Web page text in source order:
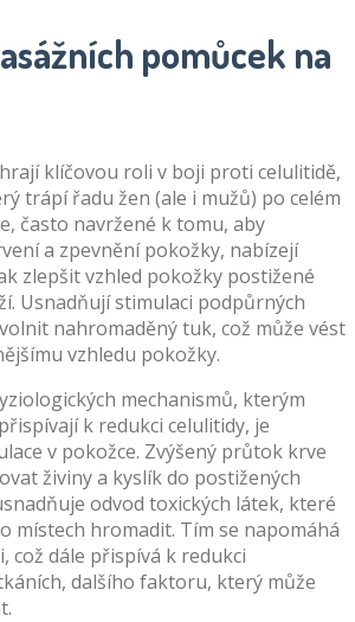
pomůcek na
klíčovou roli v boji proti celulitidě,
trápí řadu žen (ale i mužů) po celém
často navržené k tomu, aby
a zpevnění pokožky, nabízejí
zlepšit vzhled pokožky postižené
Usnadňují stimulaci podpůrných
nahromaděný tuk, což může vést
vzhledu pokožky.
mechanismů, kterým
k redukci celulitidy, je
v pokožce. Zvýšený průtok krve
živiny a kyslík do postižených
odvod toxických látek, které
místech hromadit. Tím se napomáhá
což dále přispívá k redukci
dalšího faktoru, který může